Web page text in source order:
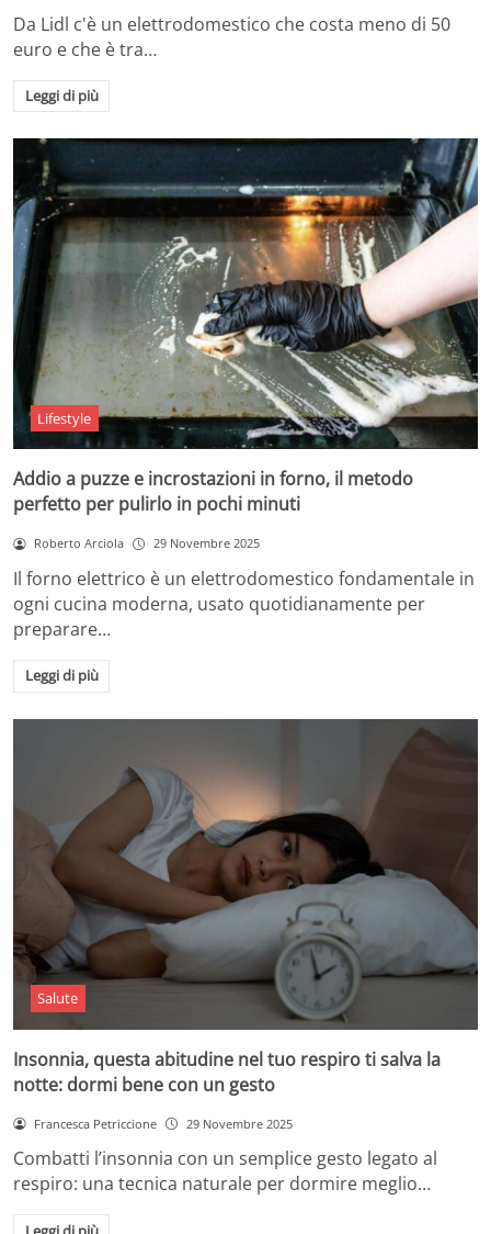
Da Lidl c'è un elettrodomestico che costa meno di 50
euro e che è tra…
Leggi di più
Lifestyle
Addio a puzze e incrostazioni in forno, il metodo
perfetto per pulirlo in pochi minuti
Roberto Arciola 29 Novembre 2025
Il forno elettrico è un elettrodomestico fondamentale in
ogni cucina moderna, usato quotidianamente per
preparare…
Leggi di più
Salute
Insonnia, questa abitudine nel tuo respiro ti salva la
notte: dormi bene con un gesto
Francesca Petriccione 29 Novembre 2025
Combatti l’insonnia con un semplice gesto legato al
respiro: una tecnica naturale per dormire meglio…